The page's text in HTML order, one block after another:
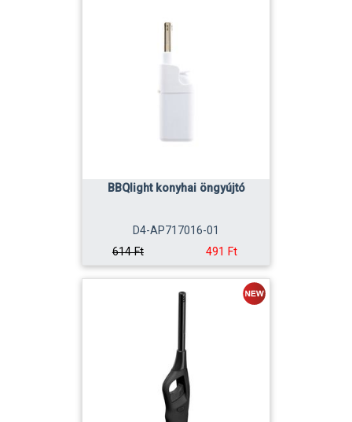
BBQlight konyhai öngyújtó
D4-AP717016-01
614 Ft
491 Ft